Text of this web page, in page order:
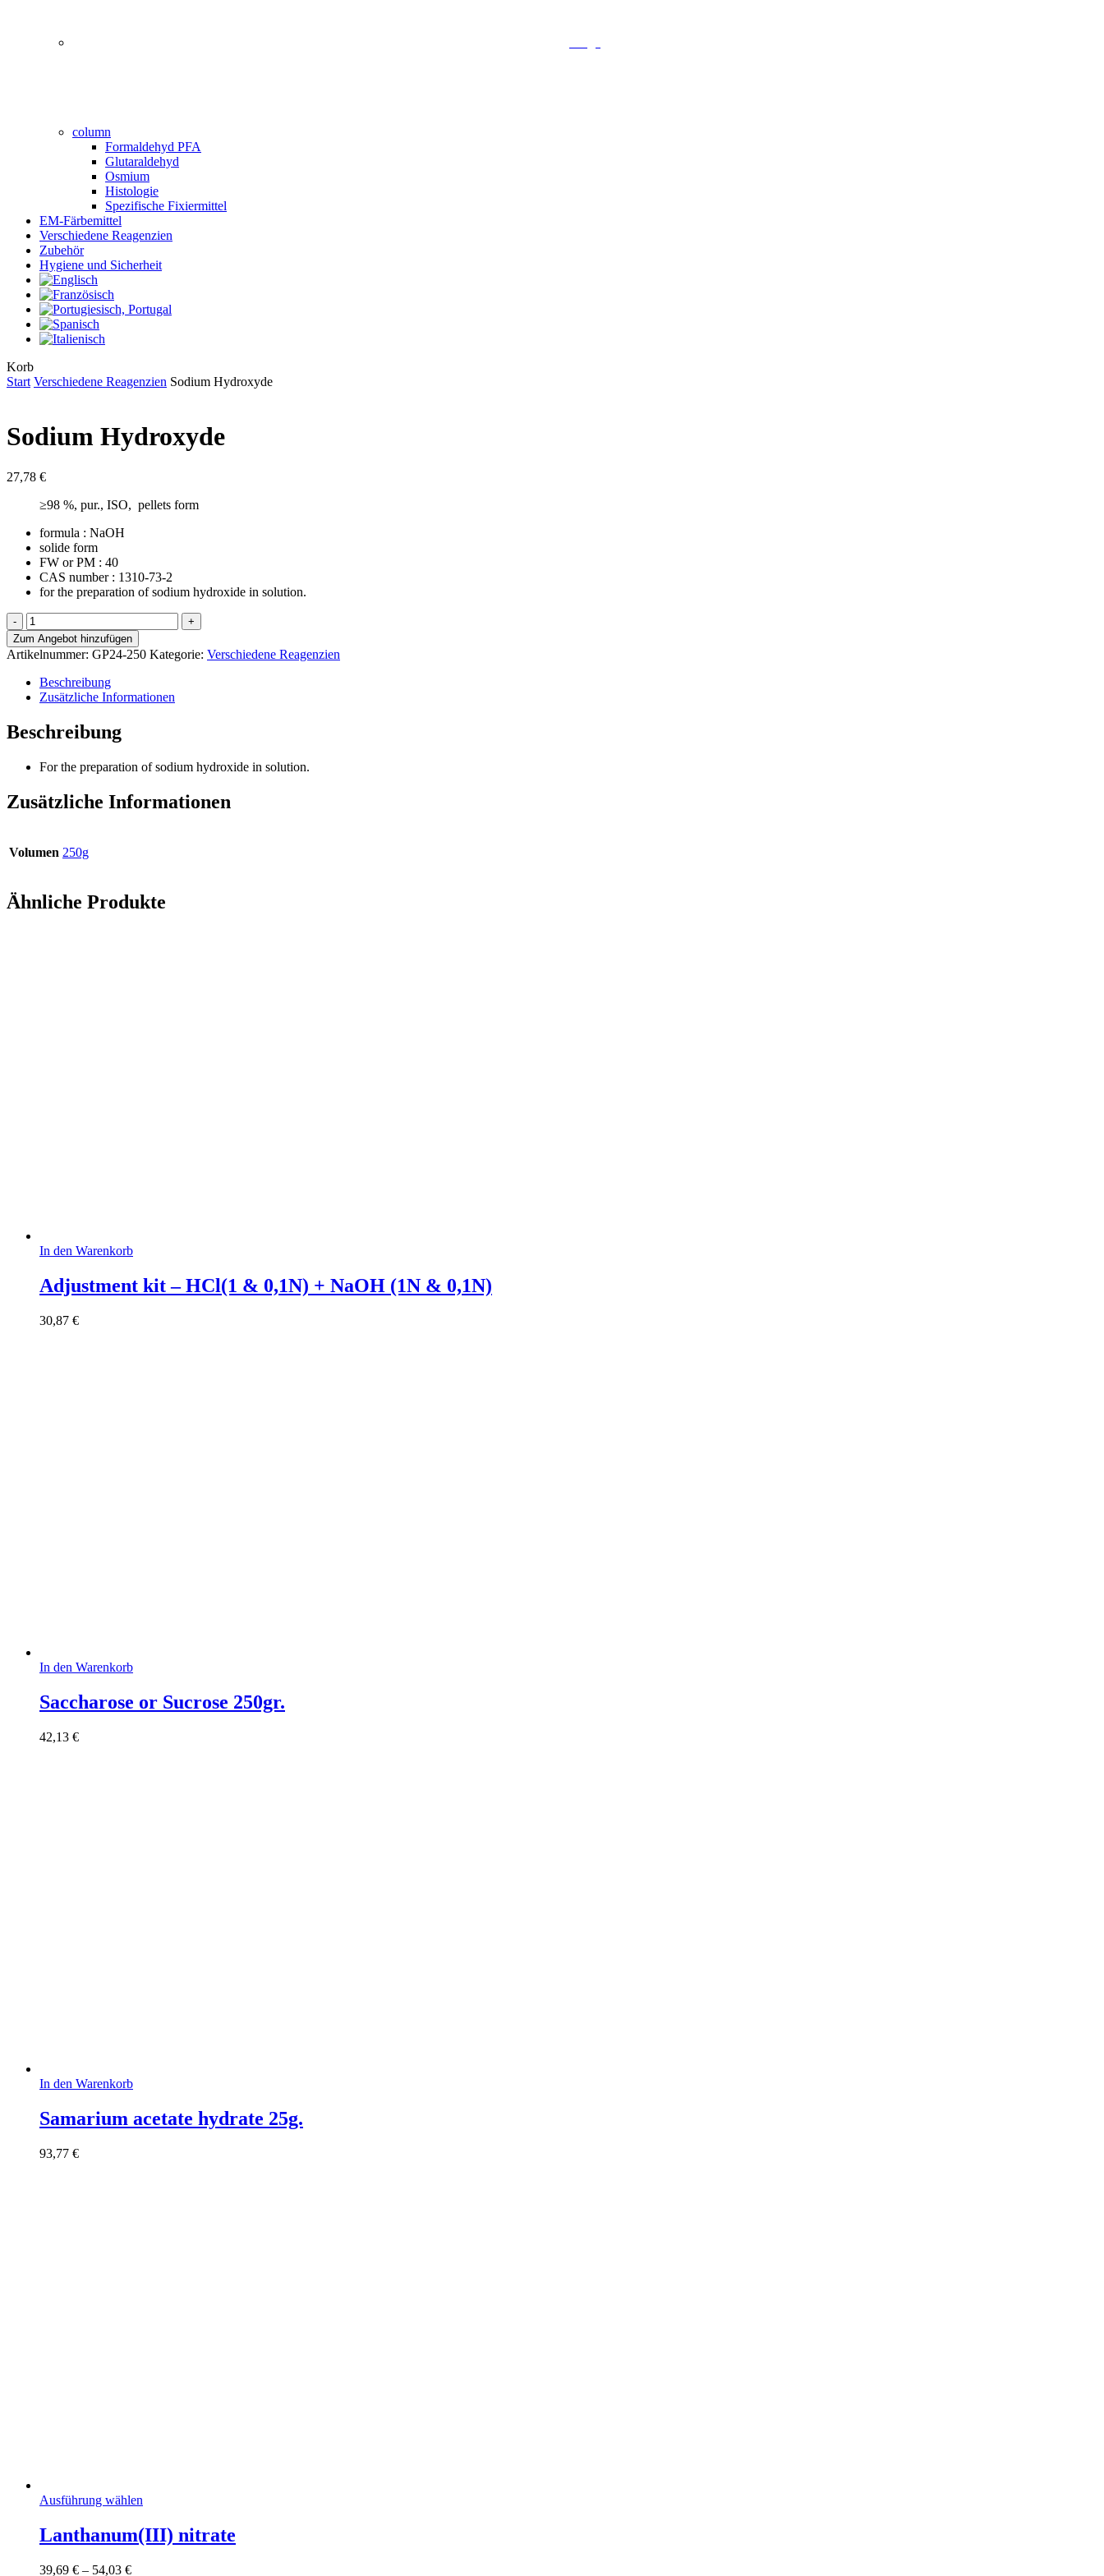
column
Formaldehyd PFA
Glutaraldehyd
Osmium
Histologie
Spezifische Fixiermittel
EM-Färbemittel
Verschiedene Reagenzien
Zubehör
Hygiene und Sicherheit
KorbClose
Cart
Start Verschiedene Reagenzien Sodium Hydroxyde
Sodium Hydroxyde
27,78 €
≥98 %, pur., ISO, pellets form
formula : NaOH
solide form
FW or PM : 40
CAS number : 1310-73-2
for the preparation of sodium hydroxide in solution.
Sodium
Hydroxyde
Menge
Zum Angebot hinzufügen
Artikelnummer: GP24-250 Kategorie: Verschiedene Reagenzien
Beschreibung
Zusätzliche Informationen
Beschreibung
For the preparation of sodium hydroxide in solution.
Zusätzliche Informationen
Volumen 250g
Ähnliche Produkte
In den Warenkorb
Adjustment kit – HCl(1 & 0,1N) + NaOH (1N & 0,1N)
30,87 €
In den Warenkorb
Saccharose or Sucrose 250gr.
42,13 €
In den Warenkorb
Samarium acetate hydrate 25g.
93,77 €
Ausführung wählen
weist
mehrere
Lanthanum(III) nitrate
39,69 € – 54,03 €Preisspanne: